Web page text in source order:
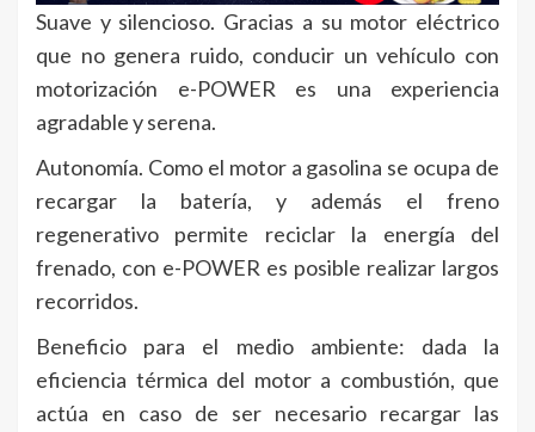
Suave y silencioso. Gracias a su motor eléctrico
que no genera ruido, conducir un vehículo con
motorización e-POWER es una experiencia
agradable y serena.
Autonomía. Como el motor a gasolina se ocupa de
recargar la batería, y además el freno
regenerativo permite reciclar la energía del
frenado, con e-POWER es posible realizar largos
recorridos.
Beneficio para el medio ambiente: dada la
eficiencia térmica del motor a combustión, que
actúa en caso de ser necesario recargar las